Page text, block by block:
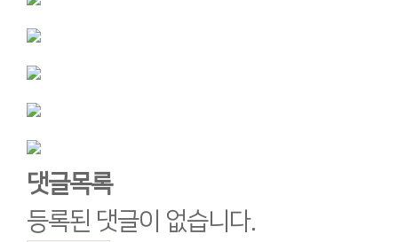
댓글목록
등록된 댓글이 없습니다.